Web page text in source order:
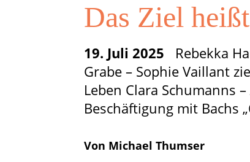
Das Ziel
19. Juli 2025 Rebekka
Grabe – Sophie Vaillant
Leben Clara Schumanns
Beschäftigung mit Bachs
Von Michael Thumser